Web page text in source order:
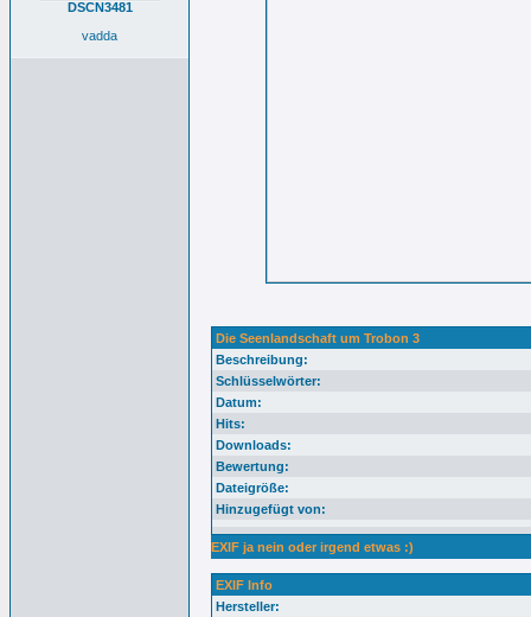
DSCN3481
vadda
Die Seenlandschaft um Trobon 3
Beschreibung:
Schlüsselwörter:
Datum:
Hits:
Downloads:
Bewertung:
Dateigröße:
Hinzugefügt von:
EXIF ja nein oder irgend etwas :)
EXIF Info
Hersteller: